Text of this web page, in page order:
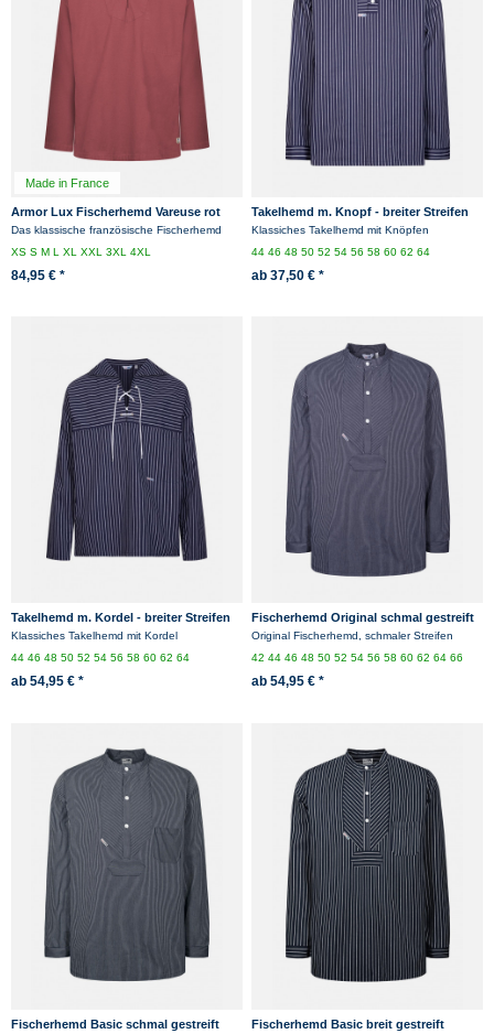
Made in France
Armor Lux Fischerhemd Vareuse rot
Das klassische französische Fischerhemd
XSSMLXLXXL3XL4XL
84,95 € *
Takelhemd m. Knopf - breiter Streifen
Klassiches Takelhemd mit Knöpfen
4446485052545658606264
ab 37,50 € *
Takelhemd m. Kordel - breiter Streifen
Klassiches Takelhemd mit Kordel
4446485052545658606264
ab 54,95 € *
Fischerhemd Original schmal gestreift
Original Fischerhemd, schmaler Streifen
42444648505254565860626466
ab 54,95 € *
Fischerhemd Basic schmal gestreift
Fischerhemd Basic breit gestreift